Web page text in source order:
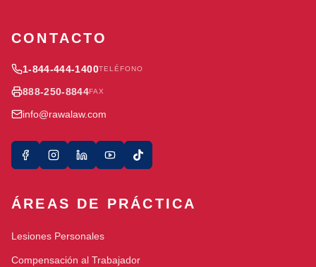
CONTACTO
1-844-444-1400TELÉFONO
888-250-8844FAX
info@rawalaw.com
ÁREAS DE PRÁCTICA
Lesiones Personales
Compensación al Trabajador